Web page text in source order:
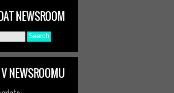
NEWSROOM
NEWSROOMU